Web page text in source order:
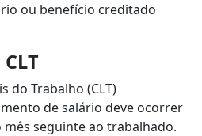
ou benefício creditado
do Trabalho (CLT)
de salário deve ocorrer
seguinte ao trabalhado.